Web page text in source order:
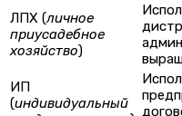
ЛПХ (личное
приусадебное
хозяйство)
ИП
(индивидуальный